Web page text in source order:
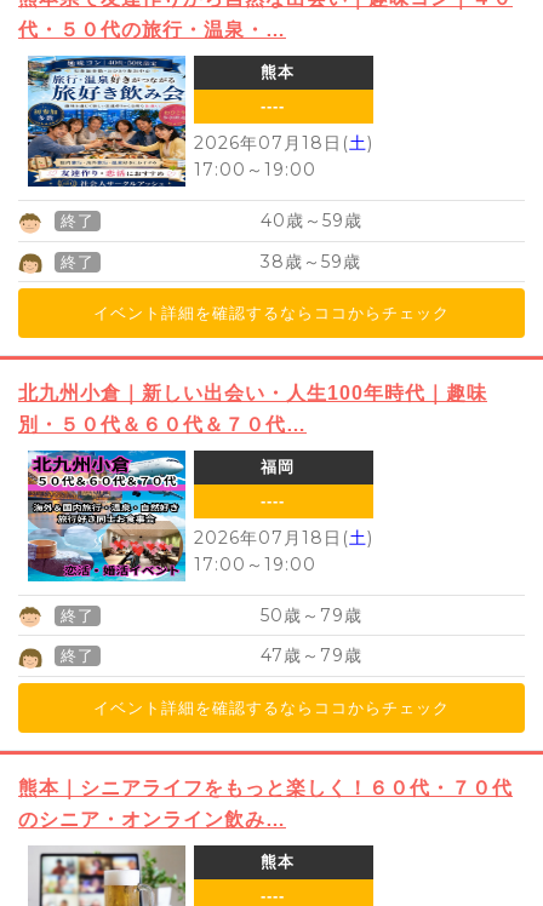
代・５０代の旅行・温泉・…
熊本
----
2026年07月18日(土)
17:00 ～ 19:00
終了 40歳～ 59歳
終了 38歳～ 59歳
イベント詳細を確認するならココからチェック
北九州小倉｜新しい出会い・人生100年時代｜趣味
別・５０代＆６０代＆７０代…
福岡
----
2026年07月18日(土)
17:00 ～ 19:00
終了 50歳～ 79歳
終了 47歳～ 79歳
イベント詳細を確認するならココからチェック
熊本｜シニアライフをもっと楽しく！６０代・７０代
のシニア・オンライン飲み…
熊本
----